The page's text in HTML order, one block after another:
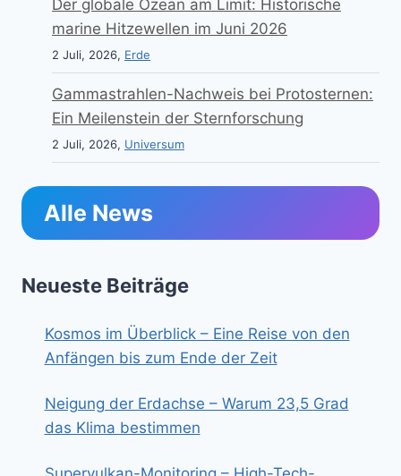
Der globale Ozean am Limit: Historische
marine Hitzewellen im Juni 2026
2 Juli, 2026, Erde
Gammastrahlen-Nachweis bei Protosternen:
Ein Meilenstein der Sternforschung
2 Juli, 2026, Universum
Alle News
Neueste Beiträge
Kosmos im Überblick – Eine Reise von den
Anfängen bis zum Ende der Zeit
Neigung der Erdachse – Warum 23,5 Grad
das Klima bestimmen